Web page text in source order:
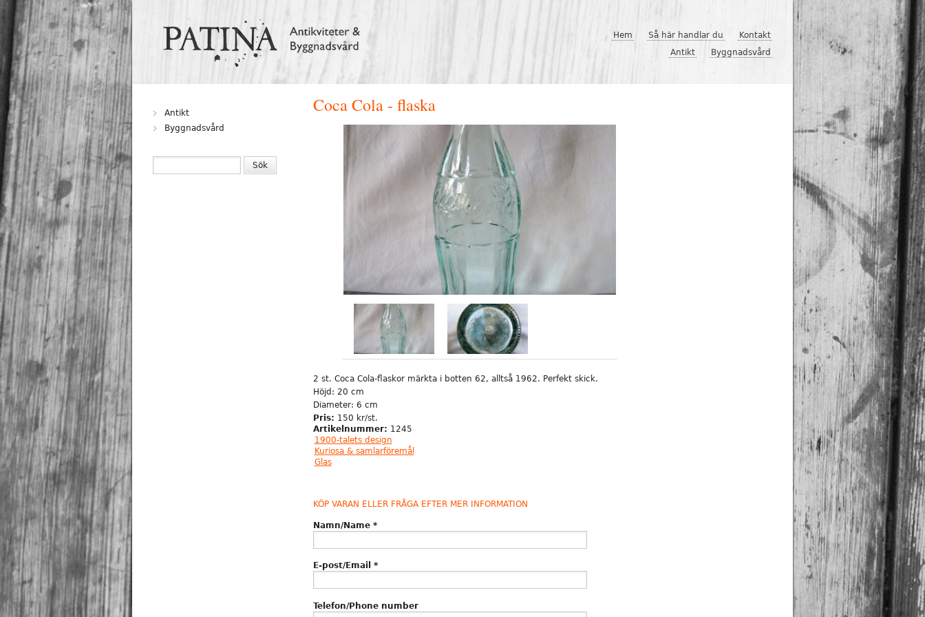
Hoppa till huvudinnehåll
Hem Så här handlar du
Kontakt
Antikt
Byggnadsvård
Coca Cola - flaska
2 st. Coca Cola-flaskor märkta i botten 62, alltså 1962. Perfekt skick.
Höjd: 20 cm
Diameter: 6 cm
Pris: 150 kr/st.
Artikelnummer: 1245
1900-talets design
Kuriosa & samlarföremål
Glas
KÖP VARAN ELLER FRÅGA EFTER MER INFORMATION
Namn/Name *
E-post/Email *
Telefon/Phone number
Antikt
Byggnadsvård